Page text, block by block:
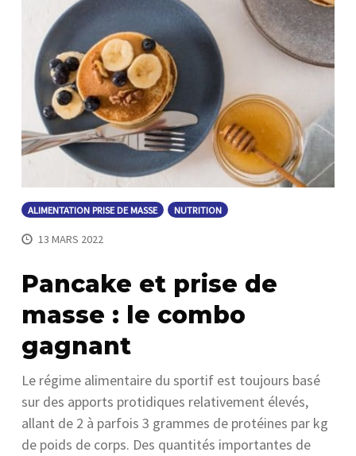
ALIMENTATION PRISE DE MASSE NUTRITION
13 MARS 2022
Pancake et prise de
masse : le combo
gagnant
Le régime alimentaire du sportif est toujours basé
sur des apports protidiques relativement élevés,
allant de 2 à parfois 3 grammes de protéines par kg
de poids de corps. Des quantités importantes de